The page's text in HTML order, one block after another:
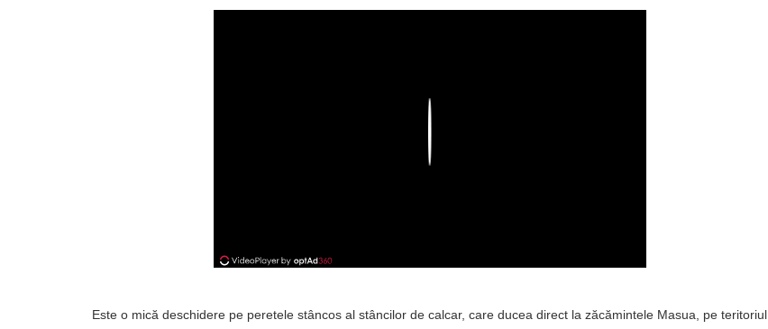
Este o mică deschidere pe peretele stâncos al stâncilor de calcar, care ducea direct la zăcămintele Masua, pe teritoriul